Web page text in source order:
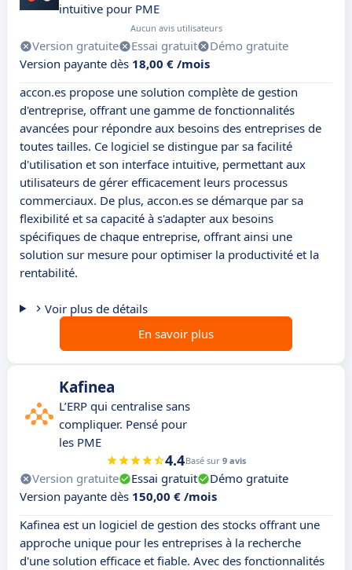
intuitive pour PME
Aucun avis utilisateurs
Version gratuite Essai gratuit
Démo gratuite
Version payante dès 18,00 € /mois
accon.es propose une solution complète de gestion
d'entreprise, offrant une gamme de fonctionnalités
avancées pour répondre aux besoins des entreprises de
toutes tailles. Ce logiciel se distingue par sa facilité
d'utilisation et son interface intuitive, permettant aux
utilisateurs de gérer efficacement leurs processus
commerciaux. De plus, accon.es se démarque par sa
flexibilité et sa capacité à s'adapter aux besoins
spécifiques de chaque entreprise, offrant ainsi une
solution sur mesure pour optimiser la productivité et la
rentabilité.
Voir plus de détails
En savoir plus
Kafinea
L’ERP qui centralise sans
compliquer. Pensé pour
les PME
4.4Basé sur 9 avis
Version gratuite Essai gratuit
Démo gratuite
Version payante dès 150,00 € /mois
Kafinea est un logiciel de gestion des stocks offrant une
approche unique pour les entreprises à la recherche
d'une solution efficace et fiable. Avec des fonctionnalités